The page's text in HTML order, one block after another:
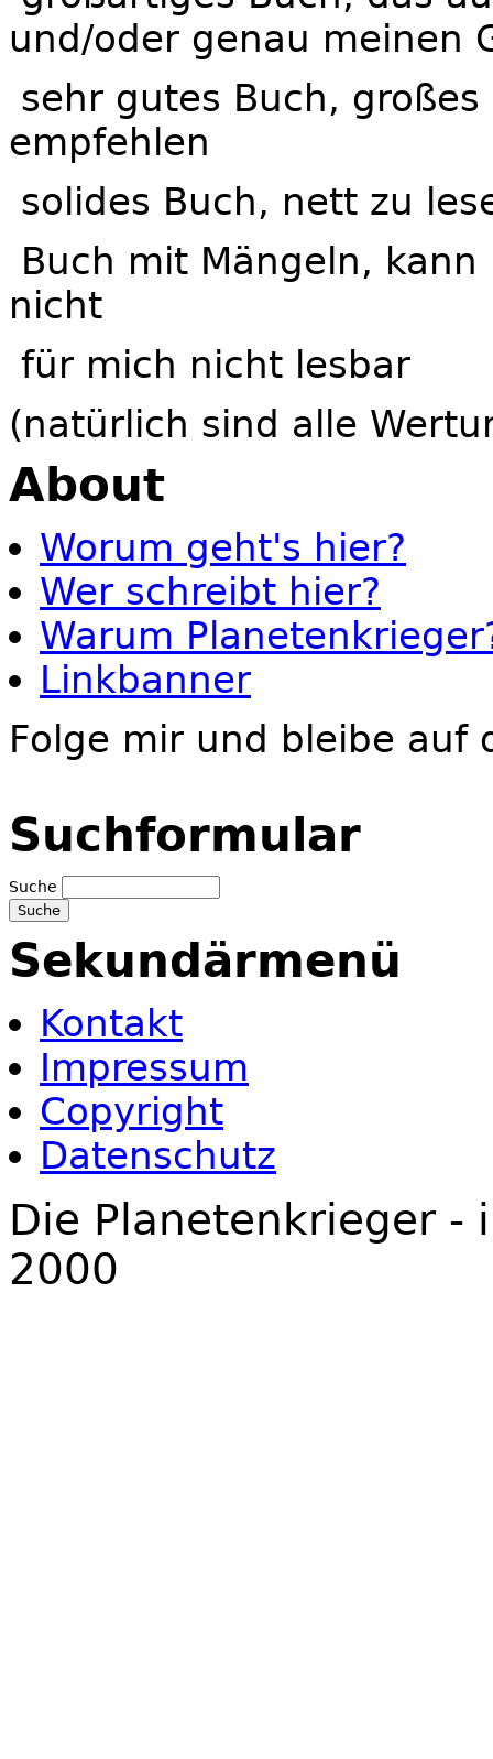
und/oder genau meinen
sehr gutes Buch,
empfehlen
solides Buch, nett zu
Buch mit Mängeln,
nicht
für mich nicht lesbar
(natürlich sind alle
About
Worum geht's hier?
Wer schreibt hier?
Warum
Linkbanner
Folge mir und bleibe auf
Suchformular
Suche
Sekundärmenü
Kontakt
Impressum
Copyright
Datenschutz
Die Planetenkrieger -
2000